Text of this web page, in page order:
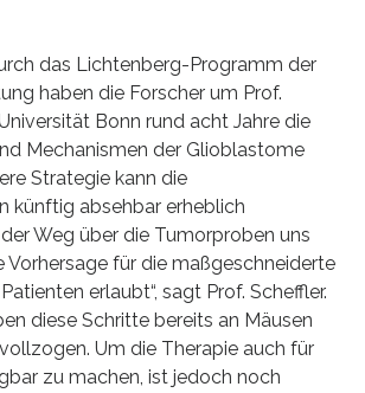
das Lichtenberg-Programm der
haben die Forscher um Prof.
Bonn rund acht Jahre die
Mechanismen der Glioblastome
Strategie kann die
künftig absehbar erheblich
Weg über die Tumorproben uns
Vorhersage für die maßgeschneiderte
erlaubt“, sagt Prof. Scheffler.
diese Schritte bereits an Mäusen
Um die Therapie auch für
zu machen, ist jedoch noch